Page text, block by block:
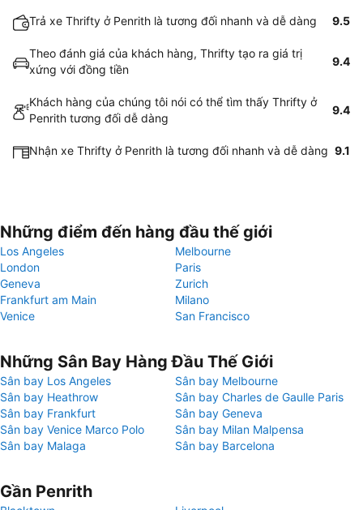
Trả xe Thrifty ở Penrith là tương đối nhanh và dễ dàng 9.5
Theo đánh giá của khách hàng, Thrifty tạo ra giá trị
xứng với đồng tiền
9.4
Khách hàng của chúng tôi nói có thể tìm thấy Thrifty ở
Penrith tương đối dễ dàng
9.4
Nhận xe Thrifty ở Penrith là tương đối nhanh và dễ dàng 9.1
Những điểm đến hàng đầu thế giới
Los Angeles
Melbourne
London
Paris
Geneva
Zurich
Frankfurt am Main
Milano
Venice
San Francisco
Những Sân Bay Hàng Đầu Thế Giới
Sân bay Los Angeles
Sân bay Melbourne
Sân bay Heathrow
Sân bay Charles de Gaulle Paris
Sân bay Frankfurt
Sân bay Geneva
Sân bay Venice Marco Polo
Sân bay Milan Malpensa
Sân bay Malaga
Sân bay Barcelona
Gần Penrith